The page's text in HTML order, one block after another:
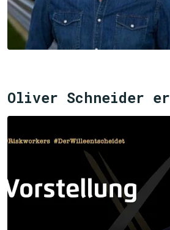
Oliver Schneider